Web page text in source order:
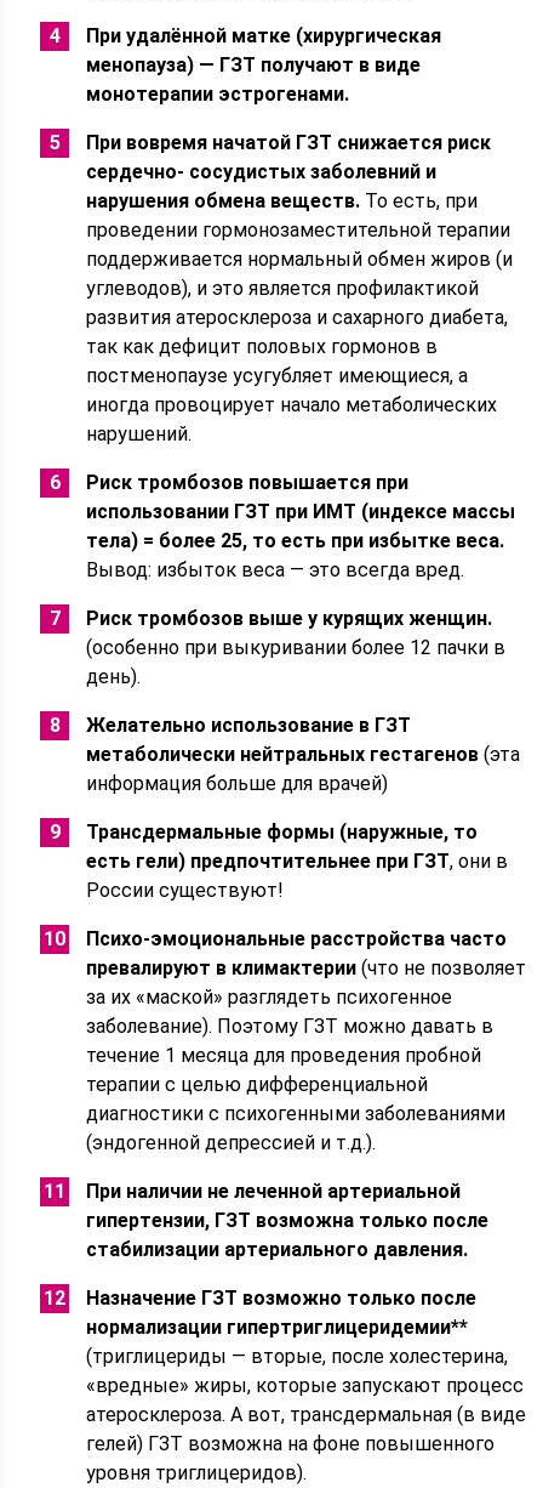
При удалённой матке (хирургическая
менопауза) — ГЗТ получают в виде
монотерапии эстрогенами.
При вовремя начатой ГЗТ снижается риск
сердечно- сосудистых заболевний и
нарушения обмена веществ. То есть, при
проведении гормонозаместительной терапии
поддерживается нормальный обмен жиров (и
углеводов), и это является профилактикой
развития атеросклероза и сахарного диабета,
так как дефицит половых гормонов в
постменопаузе усугубляет имеющиеся, а
иногда провоцирует начало метаболических
нарушений.
Риск тромбозов повышается при
использовании ГЗТ при ИМТ (индексе массы
тела) = более 25, то есть при избытке веса.
Вывод: избыток веса — это всегда вред.
Риск тромбозов выше у курящих женщин.
(особенно при выкуривании более 12 пачки в
день).
Желательно использование в ГЗТ
метаболически нейтральных гестагенов (эта
информация больше для врачей)
Трансдермальные формы (наружные, то
есть гели) предпочтительнее при ГЗТ, они в
России существуют!
Психо-эмоциональные расстройства часто
превалируют в климактерии (что не позволяет
за их «маской» разглядеть психогенное
заболевание). Поэтому ГЗТ можно давать в
течение 1 месяца для проведения пробной
терапии с целью дифференциальной
диагностики с психогенными заболеваниями
(эндогенной депрессией и т.д.).
При наличии не леченной артериальной
гипертензии, ГЗТ возможна только после
стабилизации артериального давления.
Назначение ГЗТ возможно только после
нормализации гипертриглицеридемии**
(триглицериды — вторые, после холестерина,
«вредные» жиры, которые запускают процесс
атеросклероза. А вот, трансдермальная (в виде
гелей) ГЗТ возможна на фоне повышенного
уровня триглицеридов).